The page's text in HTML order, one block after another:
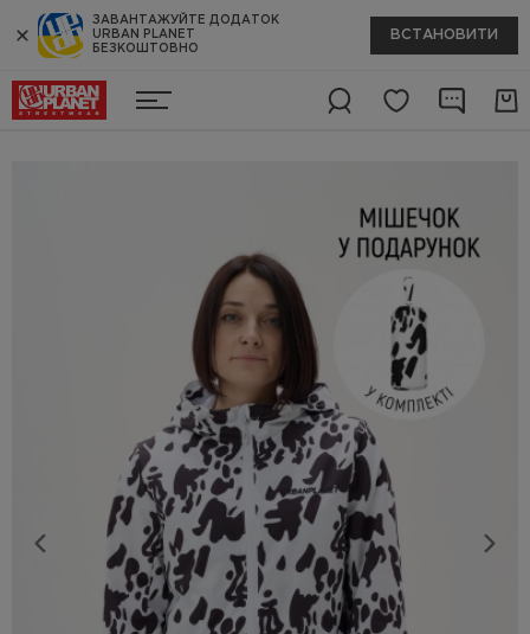
ЗАВАНТАЖУЙТЕ ДОДАТОК
URBAN PLANET
БЕЗКОШТОВНО
ВСТАНОВИТИ